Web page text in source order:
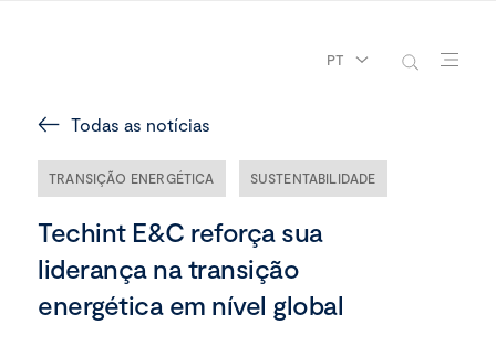
PT
Todas as notícias
TRANSIÇÃO ENERGÉTICA SUSTENTABILIDADE
Techint E&C reforça sua
liderança na transição
energética em nível global